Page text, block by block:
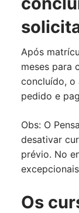
Após
meses para
concluído, o
pedido e
Obs: O
desativar
prévio. No
Os